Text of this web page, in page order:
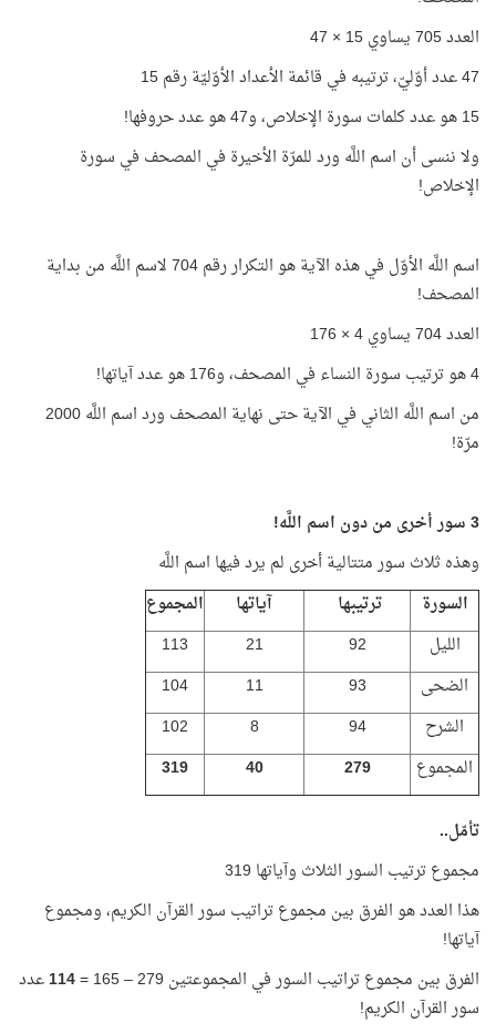
العدد 705 يساوي 15 × 47
47 عدد أوّليّ، ترتيبه في قائمة الأعداد الأوّليّة رقم 15
15 هو عدد كلمات سورة الإخلاص، و47 هو عدد حروفها!
ولا ننسى أن اسم اللَّه ورد للمرّة الأخيرة في المصحف في سورة
الإخلاص!
اسم اللَّه الأوّل في هذه الآية هو التكرار رقم 704 لاسم اللَّه من بداية
المصحف!
العدد 704 يساوي 4 × 176
4 هو ترتيب سورة النساء في المصحف، و176 هو عدد آياتها!
من اسم اللَّه الثاني في الآية حتى نهاية المصحف ورد اسم اللَّه 2000
مرّة!
3 سور أخرى من دون اسم اللَّه!
وهذه ثلاث سور متتالية أخرى لم يرد فيها اسم اللَّه
السورة
ترتيبها آياتها
المجموع
الليل
92
21
113
الضحى
93
11
104
الشرح
94
8
102
المجموع
279
40
319
تأمّل..
مجموع ترتيب السور الثلاث وآياتها 319
هذا العدد هو الفرق بين مجموع تراتيب سور القرآن الكريم، ومجموع
آياتها!
الفرق بين مجموع تراتيب السور في المجموعتين 279 – 165 =
114عدد
سور القرآن الكريم!